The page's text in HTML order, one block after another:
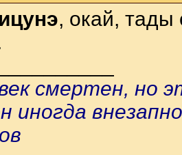
, окай, тады
смертен, но
иногда